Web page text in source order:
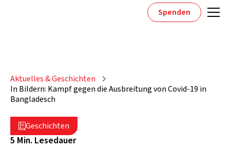
Spenden
Aktuelles & Geschichten
In Bildern: Kampf gegen die Ausbreitung von Covid-19 in
Bangladesch
Geschichten
5 Min. Lesedauer